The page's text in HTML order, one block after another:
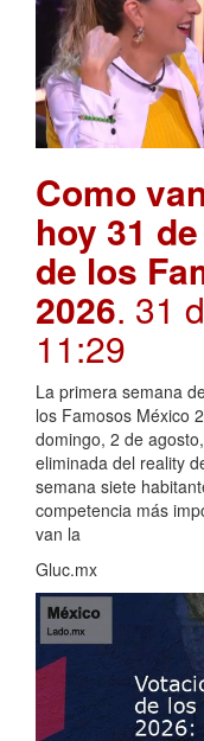
Como
hoy 31
de los
2026. 31
11:29
La primera semana
los Famosos México
domingo, 2 de
eliminada del reality
semana siete
competencia más
van la
Gluc.mx